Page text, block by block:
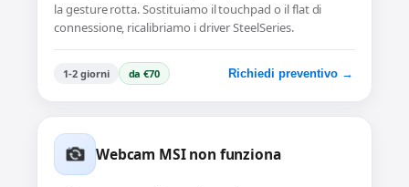
la gesture rotta. Sostituiamo il touchpad o il flat di
connessione, ricalibriamo i driver SteelSeries.
1-2 giorni da €70 Richiedi preventivo →
Webcam MSI non funziona